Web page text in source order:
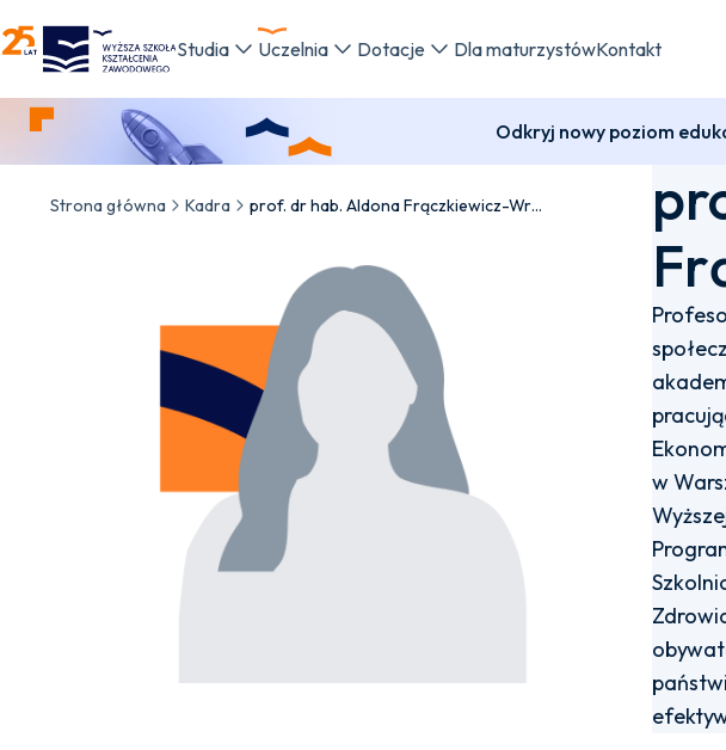
WSKZ - strona główna
Studia Uczelnia Dotacje Dla maturzystówKontakt
Odkryj nowy poziom
Strona główna Kadra prof. dr hab. Aldona Frączkiewicz-Wronka
w